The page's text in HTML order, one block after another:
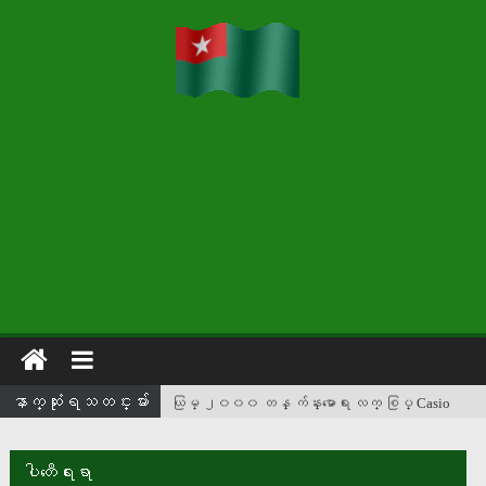
ေနာက္ဆံုးရသတင္းမ်ား
ယြမ္ ၂၀၀၀ တန္ က်န္းမာေရး လက္ စြပ္ Casio
ႏိုင္ငံေတာ္သမၼတ ထိုင္းႏိုင္ငံသို႔ ေရာက္ရွိ
ပါတီေရးရာ